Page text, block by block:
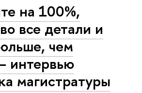
на 100%,
все детали и
чем
интервью
магистратуры